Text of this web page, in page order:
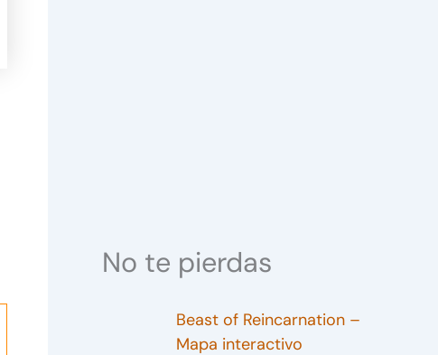
No te pierdas
Beast of Reincarnation –
Mapa interactivo